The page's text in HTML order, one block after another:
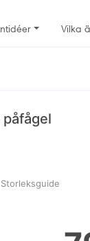
Vilka
Storleksguide